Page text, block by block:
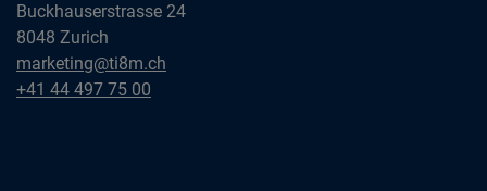
Buckhauserstrasse 24
8048 Zurich
Zürich
ti&m AG
marketing@ti8m.ch
Zürich
+41 44 497 75 00